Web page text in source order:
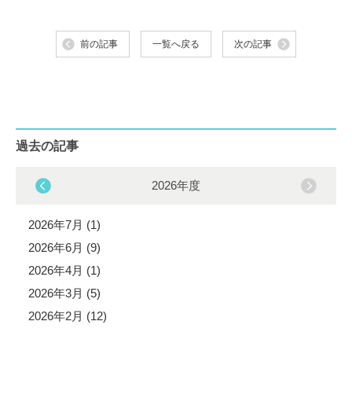
前の記事 一覧へ戻る 次の記事
過去の記事
2026年度
2026年7月 (1)
2026年6月 (9)
2026年4月 (1)
2026年3月 (5)
2026年2月 (12)